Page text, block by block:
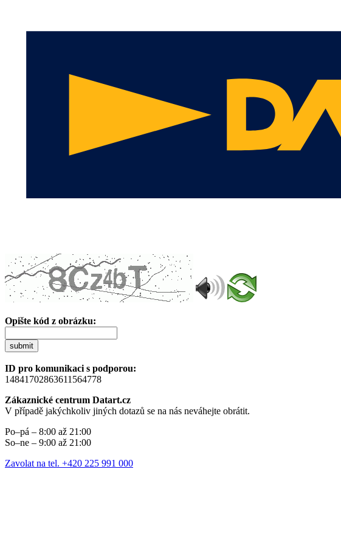
Opište kód z obrázku:
submit
ID pro komunikaci s podporou:
14841702863611564778
Zákaznické centrum Datart.cz
V případě jakýchkoliv jiných dotazů se na nás neváhejte obrátit.
Po–pá – 8:00 až 21:00
So–ne – 9:00 až 21:00
Zavolat na tel. +420 225 991 000